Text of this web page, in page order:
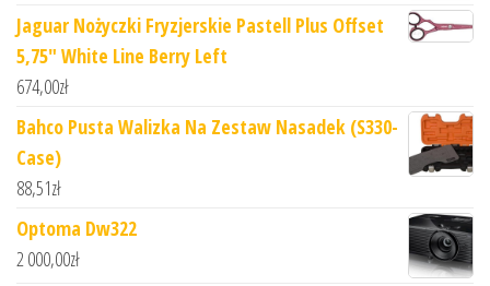
Jaguar Nożyczki Fryzjerskie Pastell Plus Offset
5,75" White Line Berry Left
674,00zł
Bahco Pusta Walizka Na Zestaw Nasadek (S330-
Case)
88,51zł
Optoma Dw322
2 000,00zł